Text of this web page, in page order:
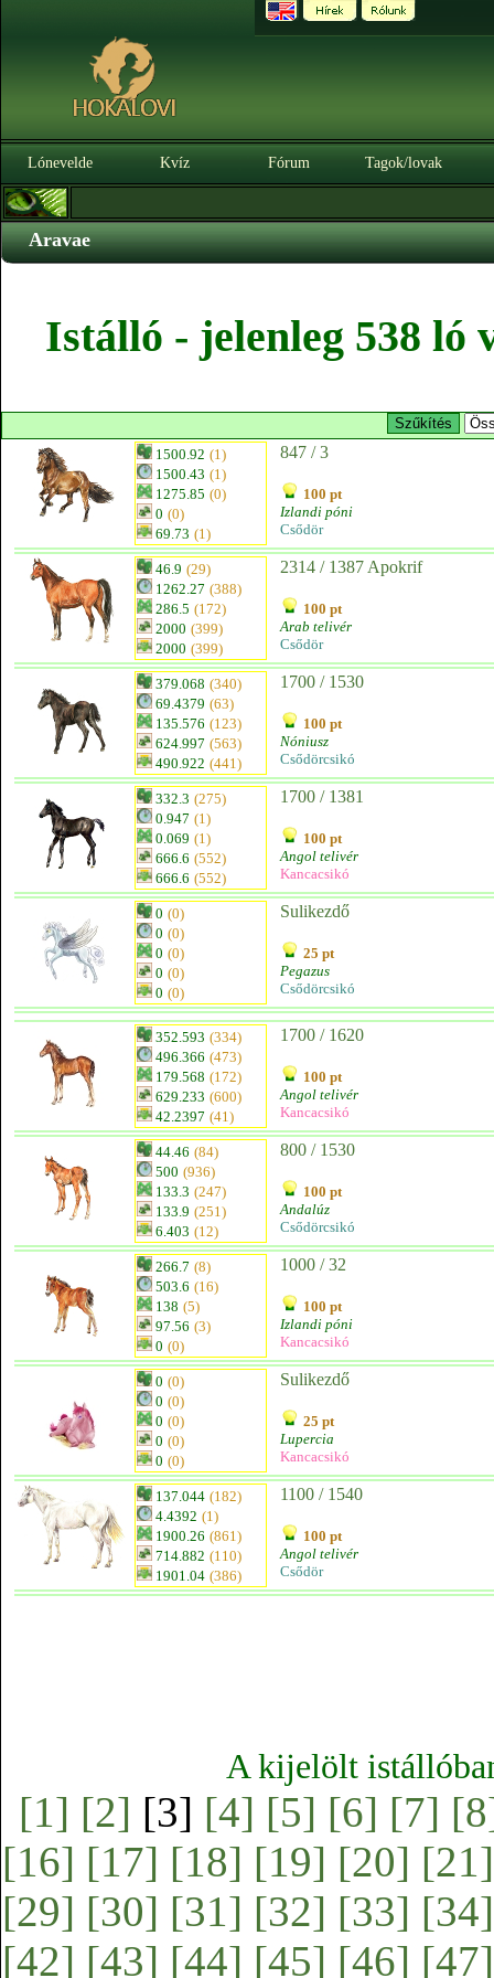
Lónevelde Kvíz Fórum Tagok/lovak
Aravae
Istálló - jelenleg 538 ló
1500.92 (1)
1500.43 (1)
1275.85 (0)
0 (0)
69.73 (1)
847 / 3
100 pt
Izlandi póni
Csődör
46.9 (29)
1262.27 (388)
286.5 (172)
2000 (399)
2000 (399)
2314 / 1387 Apokrif
100 pt
Arab telivér
Csődör
379.068 (340)
69.4379 (63)
135.576 (123)
624.997 (563)
490.922 (441)
1700 / 1530
100 pt
Nóniusz
Csődörcsikó
332.3 (275)
0.947 (1)
0.069 (1)
666.6 (552)
666.6 (552)
1700 / 1381
100 pt
Angol telivér
Kancacsikó
0 (0)
0 (0)
0 (0)
0 (0)
0 (0)
Sulikezdő
25 pt
Pegazus
Csődörcsikó
352.593 (334)
496.366 (473)
179.568 (172)
629.233 (600)
42.2397 (41)
1700 / 1620
100 pt
Angol telivér
Kancacsikó
44.46 (84)
500 (936)
133.3 (247)
133.9 (251)
6.403 (12)
800 / 1530
100 pt
Andalúz
Csődörcsikó
266.7 (8)
503.6 (16)
138 (5)
97.56 (3)
0 (0)
1000 / 32
100 pt
Izlandi póni
Kancacsikó
0 (0)
0 (0)
0 (0)
0 (0)
0 (0)
Sulikezdő
25 pt
Lupercia
Kancacsikó
137.044 (182)
4.4392 (1)
1900.26 (861)
714.882 (110)
1901.04 (386)
1100 / 1540
100 pt
Angol telivér
Csődör
A kijelölt
[1] [2] [3] [4] [5] [6] [7]
[16] [17] [18] [19] [20] [21]
[29] [30] [31] [32] [33] [34]
[42] [43] [44] [45] [46] [47]